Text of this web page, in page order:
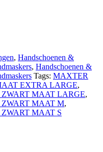
, Handschoenen &
, Handschoenen &
Tags: MAXTER
EXTRA LARGE,
MAAT LARGE,
MAAT M,
MAAT S